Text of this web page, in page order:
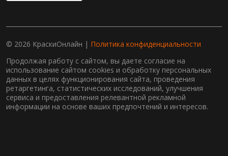
© 2026 КраскиОнлайн | Политика конфиденциальности
Продолжая работу с сайтом, вы даете согласие на
использование сайтом cookies и обработку персональных
данных в целях функционирования сайта, проведения
ретаргетинга, статистических исследований, улучшения
сервиса и предоставления релевантной рекламной
информации на основе ваших предпочтений и интересов.